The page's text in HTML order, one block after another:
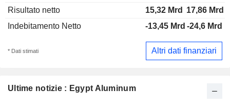
Ultime notizie : Egypt Aluminum
Risultato netto
15,32 Mrd
17,86 Mrd
Indebitamento Netto
-13,45 Mrd -24,6 Mrd
* Dati stimati Altri dati finanziari